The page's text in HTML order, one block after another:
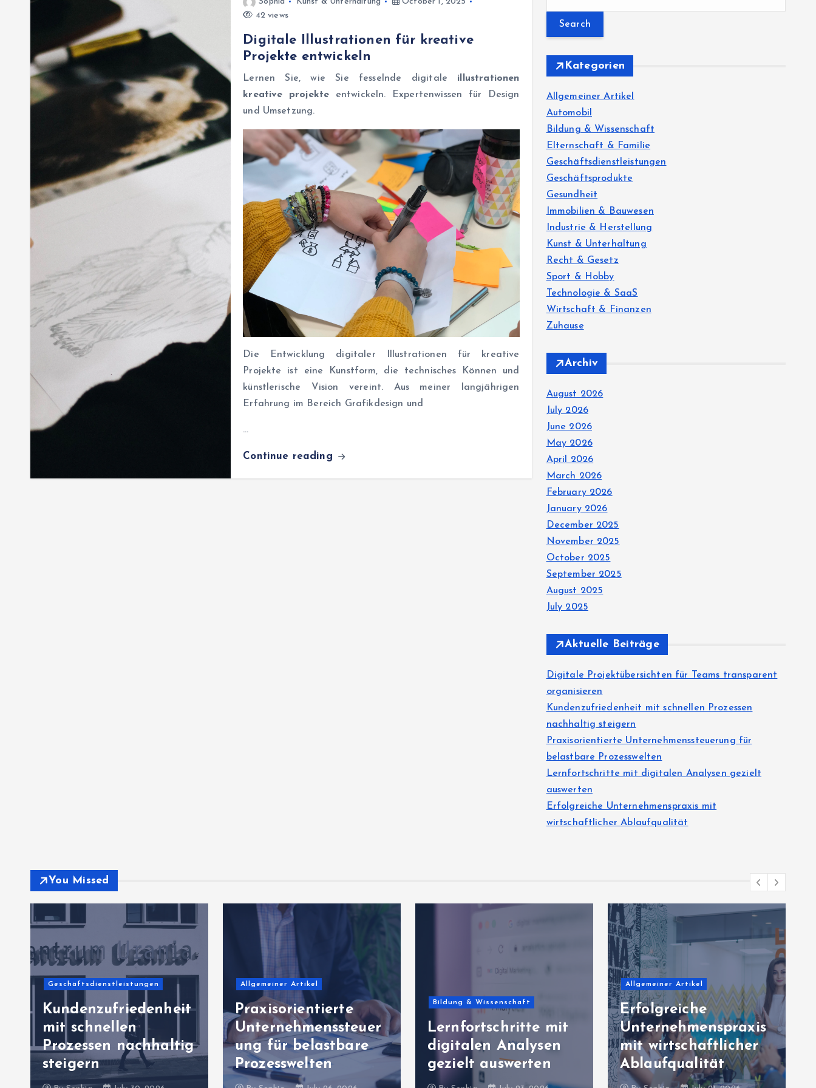
42 views
Digitale Illustrationen für kreative
Projekte entwickeln
Lernen Sie, wie Sie fesselnde digitale illustrationen
kreative projekte entwickeln. Expertenwissen für Design
und Umsetzung.
Die Entwicklung digitaler Illustrationen für kreative
Projekte ist eine Kunstform, die technisches Können und
künstlerische Vision vereint. Aus meiner langjährigen
Erfahrung im Bereich Grafikdesign und
…
Continue reading
r
c
o
r
:
Kategorien
Allgemeiner Artikel
Automobil
Bildung & Wissenschaft
Elternschaft & Familie
Geschäftsdienstleistungen
Geschäftsprodukte
Gesundheit
Immobilien & Bauwesen
Industrie & Herstellung
Kunst & Unterhaltung
Recht & Gesetz
Sport & Hobby
Technologie & SaaS
Wirtschaft & Finanzen
Zuhause
Archiv
August 2026
July 2026
June 2026
May 2026
April 2026
March 2026
February 2026
January 2026
December 2025
November 2025
October 2025
September 2025
August 2025
July 2025
Aktuelle Beiträge
Digitale Projektübersichten für Teams transparent
organisieren
Kundenzufriedenheit mit schnellen Prozessen
nachhaltig steigern
Praxisorientierte Unternehmenssteuerung für
belastbare Prozesswelten
Lernfortschritte mit digitalen Analysen gezielt
auswerten
Erfolgreiche Unternehmenspraxis mit
wirtschaftlicher Ablaufqualität
You Missed
Allgemeiner Artikel
Praxisorientierte
Unternehmenssteuer
ung für belastbare
Prozesswelten
Bildung & Wissenschaft
Lernfortschritte mit
digitalen Analysen
gezielt auswerten
Erfolgreiche
Unternehmenspraxis
mit wirtschaftlicher
Ablaufqualität
Allgemeiner Artikel
Nachhaltige
Geschäftsmodelle für
stabile
Unternehmensentwic
klung